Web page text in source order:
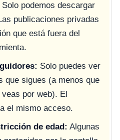
Solo podemos descargar
publicaciones privadas
que está fuera del
Solo puedes ver
que sigues (a menos que
por web). El
el mismo acceso.
de edad: Algunas